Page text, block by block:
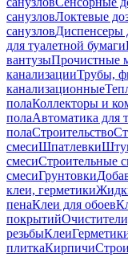
санузловЛоктевые
санузловДиспенсеры
для туалетной бумаги
вантузыПрочистные
канализацииТрубы,
канализационные
полаКоллекторы и
полаАвтоматика для
полаСтроительство
смесиШпатлевки
смесиСтроительные
смесиГрунтовки
клеи, герметики
пенаКлеи для обоев
покрытий
резьбыКлеи
плиткаКирпичи